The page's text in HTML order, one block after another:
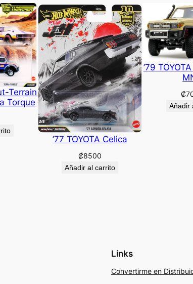
Terrain
Torque
’77 TOYOTA Celica
₡8500
Añadir al carrito
’79
₡
Añadir
Links
Convertirme en